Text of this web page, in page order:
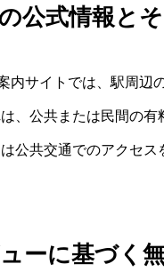
公式情報と
内サイトでは、駅周辺
、公共または民間の有
公共交通でのアクセス
ーに基づく